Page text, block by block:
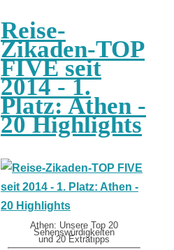
Reise-
Zikaden-TOP
FIVE seit
2014 - 1.
Platz: Athen -
20 Highlights
Athen: Unsere Top 20
Sehenswürdigkeiten
und 20 Extratipps